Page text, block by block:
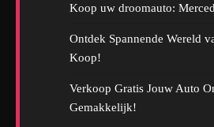
Koop uw droomauto:
Ontdek Spannende Wereld
Koop!
Verkoop Gratis Jouw Auto
Gemakkelijk!